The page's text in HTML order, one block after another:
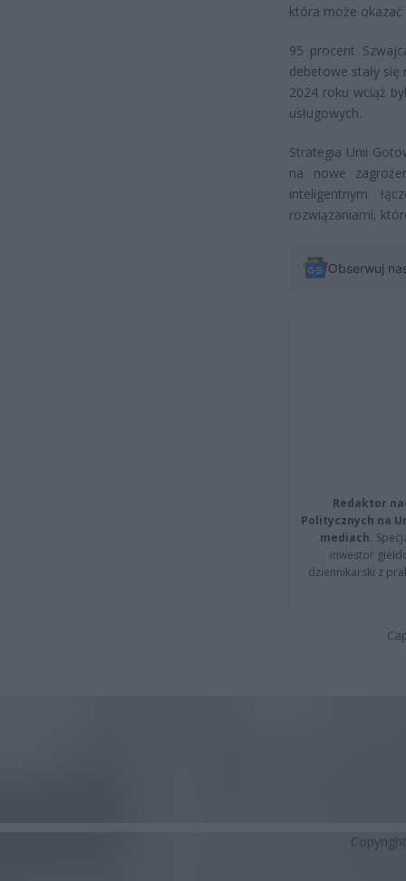
która może okazać
95 procent
debetowe stały
2024 roku wciąż
usługowych.
Strategia Unii
na nowe
inteligentnym
rozwiązaniami,
Obserwuj
Redaktor
Politycznych na
mediach.
inwestor
dziennikarski z